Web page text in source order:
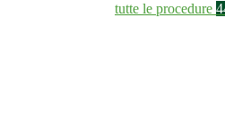
tutte le procedure